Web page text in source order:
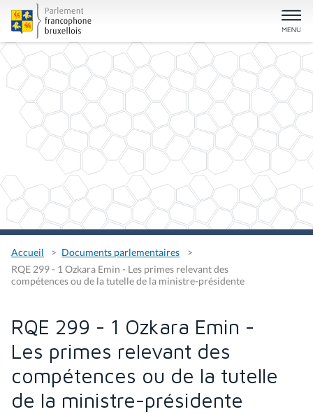
Accueil
Documents parlementaires
RQE 299 - 1 Ozkara Emin - Les primes relevant des
compétences ou de la tutelle de la ministre-présidente
RQE 299 - 1 Ozkara Emin -
Les primes relevant des
compétences ou de la tutelle
de la ministre-présidente